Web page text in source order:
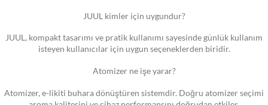
JUUL kimler için uygundur?
JUUL, kompakt tasarımı ve pratik kullanımı sayesinde günlük kullanım
isteyen kullanıcılar için uygun seçeneklerden biridir.
Atomizer ne işe yarar?
Atomizer, e-likiti buhara dönüştüren sistemdir. Doğru atomizer seçimi